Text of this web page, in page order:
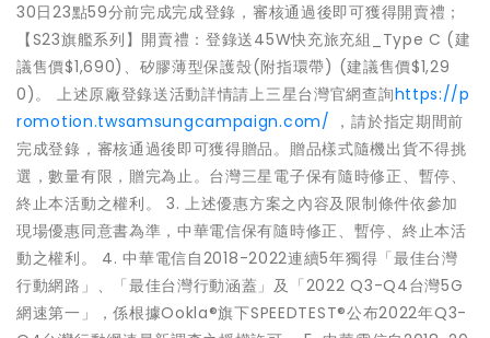
30日23點59分前完成完成登錄，審核通過後即可獲得開賣禮；
【S23旗艦系列】開賣禮：登錄送45W快充旅充組_Type C (建
議售價$1,690)、矽膠薄型保護殼(附指環帶) (建議售價$1,29
0)。 上述原廠登錄送活動詳情請上三星台灣官網查詢https://p
romotion.twsamsungcampaign.com/ ，請於指定期間前
完成登錄，審核通過後即可獲得贈品。贈品樣式隨機出貨不得挑
選，數量有限，贈完為止。台灣三星電子保有隨時修正、暫停、
終止本活動之權利。 3. 上述優惠方案之內容及限制條件依參加
現場優惠同意書為準，中華電信保有隨時修正、暫停、終止本活
動之權利。 4. 中華電信自2018-2022連續5年獨得「最佳台灣
行動網路」、「最佳台灣行動涵蓋」及「2022 Q3-Q4台灣5G
網速第一」，係根據Ookla®旗下SPEEDTEST®公布2022年Q3-